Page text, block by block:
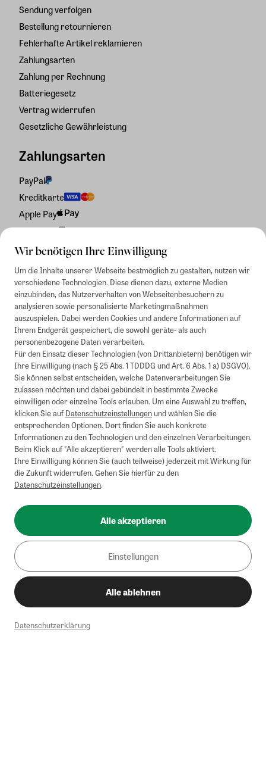
Wir benötigen Ihre Einwilligung
Um die Inhalte unserer Webseite bestmöglich zu gestalten, nutzen wir
verschiedene Technologien. Diese dienen dazu, externe Medien
einzubinden, das Nutzerverhalten von Webseitenbesuchern zu
analysieren sowie personalisierte Marketingmaßnahmen
auszuspielen. Dabei werden Cookies und andere Informationen auf
Ihrem Endgerät gespeichert, die sowohl geräte- als auch
personenbezogene Daten verarbeiten.
Für den Einsatz dieser Technologien (von Drittanbietern) benötigen wir
Ihre Einwilligung (nach § 25 Abs. 1 TDDDG und Art. 6 Abs. 1 a) DSGVO).
Sie können selbst entscheiden, welche Datenverarbeitungen Sie
zulassen möchten und dabei gebündelt in bestimmte Zwecke
einwilligen oder einzelne Tools erlauben. Um eine Auswahl zu treffen,
klicken Sie aufDatenschutzeinstellungenund wählen Sie die
entsprechenden Optionen. Dort finden Sie auch konkrete
Informationen zu den Technologien und den einzelnen Verarbeitungen.
Beim Klick auf "Alle akzeptieren" werden alle Tools aktiviert.
Ihre Einwilligung können Sie (auch teilweise) jederzeit mit Wirkung für
die Zukunft widerrufen. Gehen Sie hierfür zu den
Datenschutzeinstellungen.
Alle akzeptieren
Einstellungen
Alle ablehnen
Datenschutzerklärung
Sendung verfolgen
Bestellung retournieren
Fehlerhafte Artikel reklamieren
Zahlungsarten
Zahlung per Rechnung
Batteriegesetz
Vertrag widerrufen
Gesetzliche Gewährleistung
Zahlungsarten
PayPal
Kreditkarte
Apple Pay
Rechnung